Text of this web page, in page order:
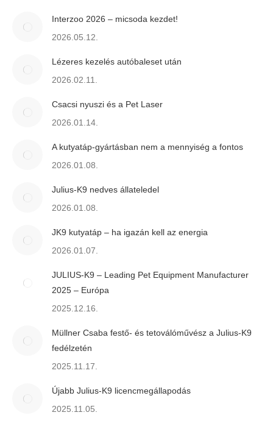
Interzoo 2026 – micsoda kezdet!
2026.05.12.
Lézeres kezelés autóbaleset után
2026.02.11.
Csacsi nyuszi és a Pet Laser
2026.01.14.
A kutyatáp-gyártásban nem a mennyiség a fontos
2026.01.08.
Julius-K9 nedves állateledel
2026.01.08.
JK9 kutyatáp – ha igazán kell az energia
2026.01.07.
JULIUS-K9 – Leading Pet Equipment Manufacturer
2025 – Európa
2025.12.16.
Müllner Csaba festő- és tetoválóművész a Julius-K9
fedélzetén
2025.11.17.
Újabb Julius-K9 licencmegállapodás
2025.11.05.